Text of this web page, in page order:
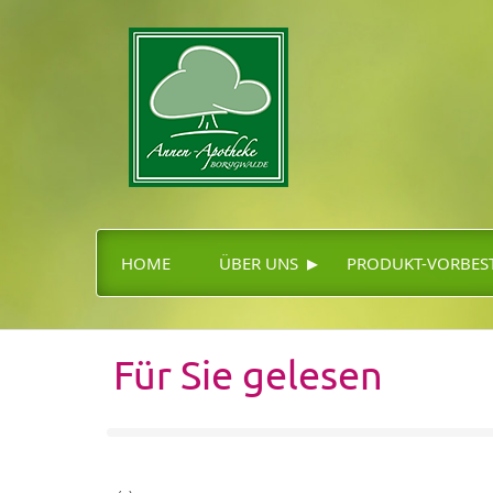
HOME ÜBER UNS ▸ PRODUKT-
Für Sie gelesen